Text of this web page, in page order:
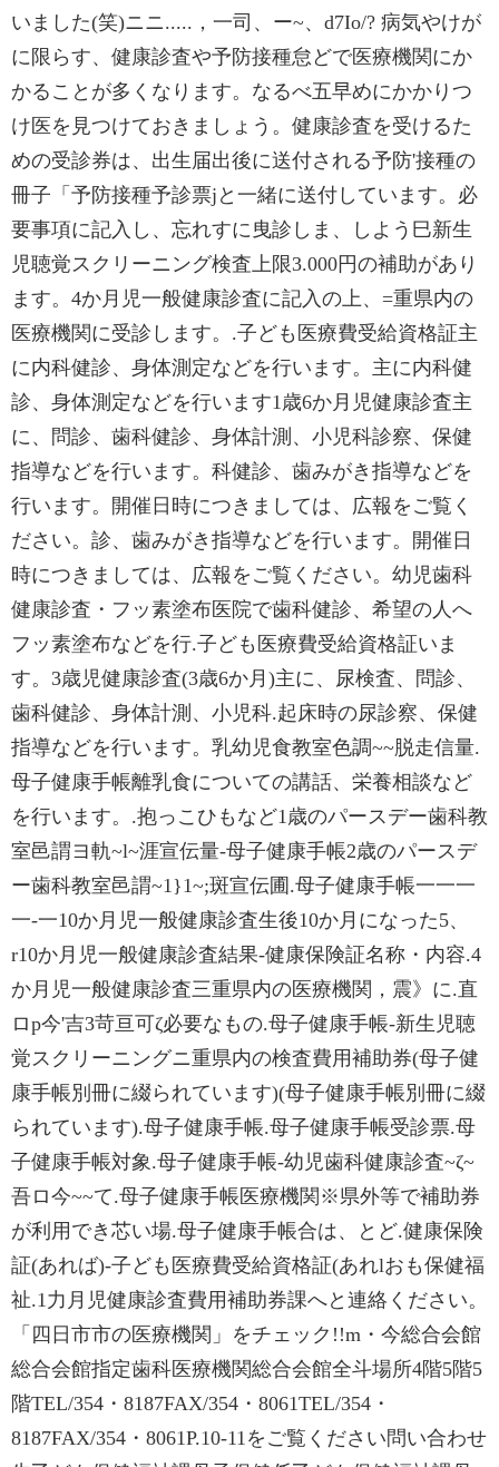
いました(笑)ニニ.....，一司、ー~、d7Io/? 病気やけが
に限らす、健康診査や予防接種怠どで医療機関にか
かることが多くなります。なるべ五早めにかかりつ
け医を見つけておきましょう。健康診査を受けるた
めの受診券は、出生届出後に送付される予防'接種の
冊子「予防接種予診票jと一緒に送付しています。必
要事項に記入し、忘れすに曳診しま、しよう巳新生
児聴覚スクリーニング検査上限3.000円の補助があり
ます。4か月児一般健康診査に記入の上、=重県内の
医療機関に受診します。.子ども医療費受給資格証主
に内科健診、身体測定などを行います。主に内科健
診、身体測定などを行います1歳6か月児健康診査主
に、問診、歯科健診、身体計測、小児科診察、保健
指導などを行います。科健診、歯みがき指導などを
行います。開催日時につきましては、広報をご覧く
ださい。診、歯みがき指導などを行います。開催日
時につきましては、広報をご覧ください。幼児歯科
健康診査・フッ素塗布医院で歯科健診、希望の人へ
フッ素塗布などを行.子ども医療費受給資格証いま
す。3歳児健康診査(3歳6か月)主に、尿検査、問診、
歯科健診、身体計測、小児科.起床時の尿診察、保健
指導などを行います。乳幼児食教室色調~~脱走信量.
母子健康手帳離乳食についての講話、栄養相談など
を行います。.抱っこひもなど1歳のパースデー歯科教
室邑謂ヨ軌~l~涯宣伝量-母子健康手帳2歳のパースデ
ー歯科教室邑謂~1}1~;斑宣伝圃.母子健康手帳一一一
一-一10か月児一般健康診査生後10か月になった5、
r10か月児一般健康診査結果-健康保険証名称・内容.4
か月児一般健康診査三重県内の医療機関，震》に.直
ロp今'吉3苛亘可ζ必要なもの.母子健康手帳-新生児聴
覚スクリーニングニ重県内の検査費用補助券(母子健
康手帳別冊に綴られています)(母子健康手帳別冊に綴
られています).母子健康手帳.母子健康手帳受診票.母
子健康手帳対象.母子健康手帳-幼児歯科健康診査~ζ~
吾ロ今~~て.母子健康手帳医療機関※県外等で補助券
が利用でき芯い場.母子健康手帳合は、とど.健康保険
証(あれば)-子ども医療費受給資格証(あれlおも保健福
祉.1力月児健康診査費用補助券課へと連絡ください。
「四日市市の医療機関」をチェック!!m・今総合会館
総合会館指定歯科医療機関総合会館全斗場所4階5階5
階TEL/354・8187FAX/354・8061TEL/354・
8187FAX/354・8061P.10-11をご覧ください問い合わせ